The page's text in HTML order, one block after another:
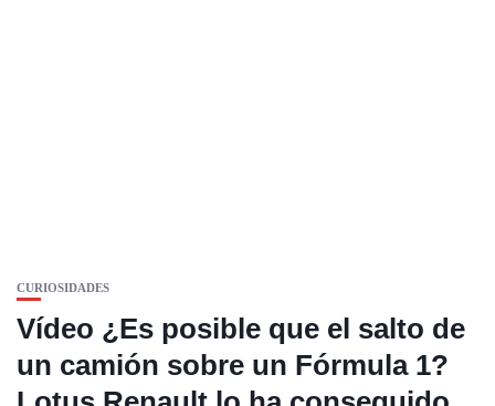
CURIOSIDADES
Vídeo ¿Es posible que el salto de
un camión sobre un Fórmula 1?